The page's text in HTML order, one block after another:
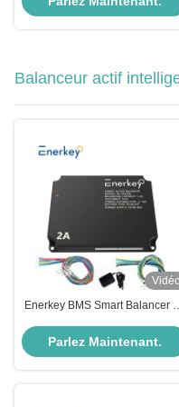
au lithium
Balanceur actif
Vidéo
Enerkey BMS Smart Balancer
2V-100V pour une batterie
Lifepo4/Li-ion
Parlez Maintenant.